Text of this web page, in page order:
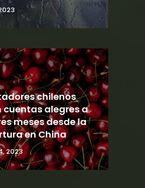
chilenos
cuentas alegres a
meses desde la
en China
2023